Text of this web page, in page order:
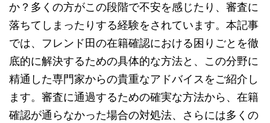
か？多くの方がこの段階で不安を感じたり、審査に
落ちてしまったりする経験をされています。本記事
では、フレンド田の在籍確認における困りごとを徹
底的に解決するための具体的な方法と、この分野に
精通した専門家からの貴重なアドバイスをご紹介し
ます。審査に通過するための確実な方法から、在籍
確認が通らなかった場合の対処法、さらには多くの